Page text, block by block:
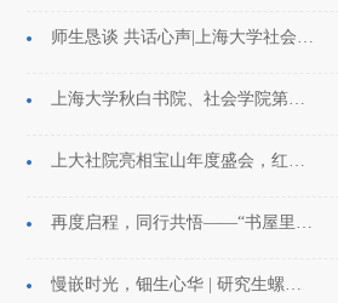
师生恳谈 共话心声|上海大学社会学院第八届师生恳谈会顺利召开
上海大学秋白书院、社会学院第四届科技创新与创业训练营开营仪式顺利举行
上大社院亮相宝山年度盛会，红色家风剧目绘就传承新篇
再度启程，同行共悟——“书屋里的中国红”第三次话剧展演顺利完成
慢嵌时光，钿生心华 | 研究生螺钿制作心理沙龙圆满举办